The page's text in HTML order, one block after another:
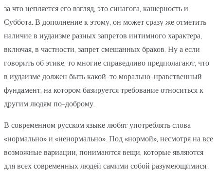
за что цепляется его взгляд, это синагога, кашерность и
Суббота. В дополнение к этому, он может сразу же отметить
наличие в иудаизме разных запретов интимного характера,
включая, в частности, запрет смешанных браков. Ну а если
говорить об этике, то многие справедливо предполагают, что
в иудаизме должен быть какой-то морально-нравственный
фундамент, на котором базируется требование относиться к
другим людям по-доброму.
В современном русском языке любят употреблять слова
«нормально» и «ненормально». Под «нормой», несмотря на все
возможные вариации, понимаются вещи, которые являются
для всех современных людей самими собой разумеющимися: